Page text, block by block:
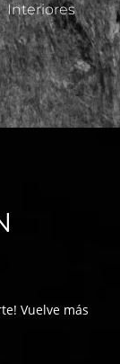
Interiores
Vuelve más